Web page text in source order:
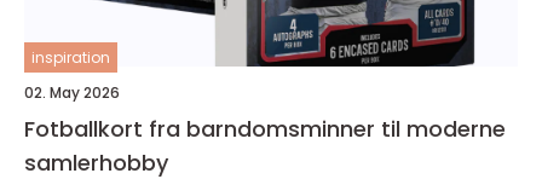
inspiration
02. May 2026
Fotballkort fra barndomsminner til moderne
samlerhobby